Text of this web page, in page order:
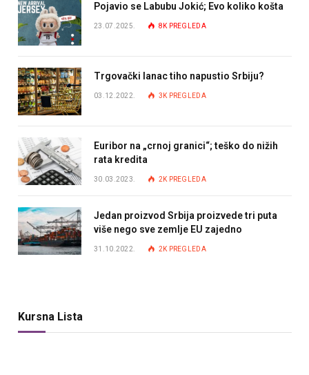
Pojavio se Labubu Jokić; Evo koliko košta
23.07.2025. 8K PREGLEDA
Trgovački lanac tiho napustio Srbiju?
03.12.2022. 3K PREGLEDA
Euribor na „crnoj granici“; teško do nižih
rata kredita
30.03.2023. 2K PREGLEDA
Jedan proizvod Srbija proizvede tri puta
više nego sve zemlje EU zajedno
31.10.2022. 2K PREGLEDA
Kursna Lista